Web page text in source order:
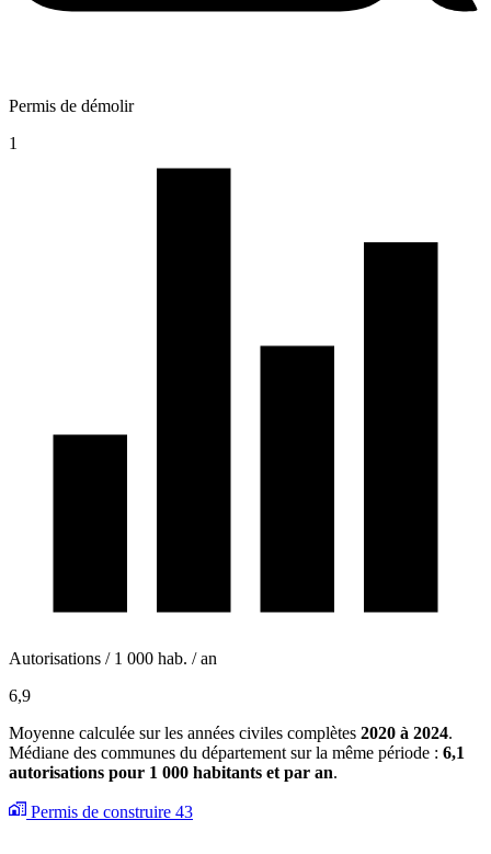
Permis de démolir
1
Autorisations / 1 000 hab. / an
6,9
Moyenne calculée sur les années civiles complètes 2020 à 2024.
Médiane des communes du département sur la même période : 6,1
autorisations pour 1 000 habitants et par an.
Permis de construire 43